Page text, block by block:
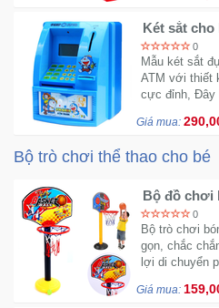
Két sắt cho
ATM N70
Mẫu két sắt
ATM với thiết
cực đỉnh, Đây
tiết kiệm.
Giá mua:
Bộ trò chơi thể thao cho bé
Bộ đồ chơi
chiều cao
0
Bộ trò chơi
gọn, chắc
lợi di chuyển
Giá mua: